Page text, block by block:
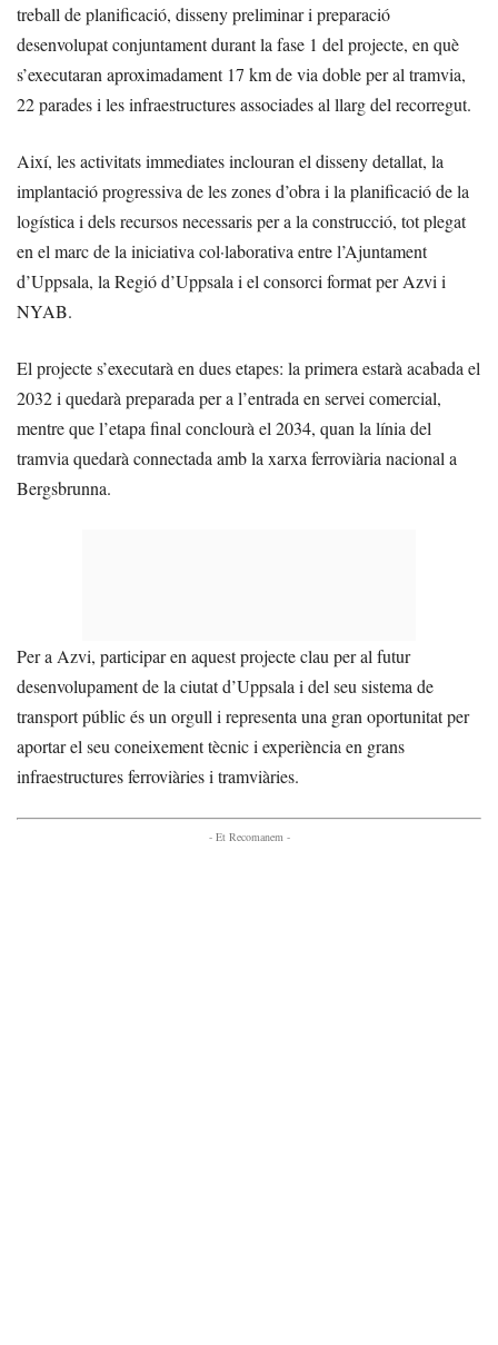
treball de planificació, disseny preliminar i preparació
desenvolupat conjuntament durant la fase 1 del projecte, en què
s’executaran aproximadament 17 km de via doble per al tramvia,
22 parades i les infraestructures associades al llarg del recorregut.
Així, les activitats immediates inclouran el disseny detallat, la
implantació progressiva de les zones d’obra i la planificació de la
logística i dels recursos necessaris per a la construcció, tot plegat
en el marc de la iniciativa col·laborativa entre l’Ajuntament
d’Uppsala, la Regió d’Uppsala i el consorci format per Azvi i
NYAB.
El projecte s’executarà en dues etapes: la primera estarà acabada el
2032 i quedarà preparada per a l’entrada en servei comercial,
mentre que l’etapa final conclourà el 2034, quan la línia del
tramvia quedarà connectada amb la xarxa ferroviària nacional a
Bergsbrunna.
Per a Azvi, participar en aquest projecte clau per al futur
desenvolupament de la ciutat d’Uppsala i del seu sistema de
transport públic és un orgull i representa una gran oportunitat per
aportar el seu coneixement tècnic i experiència en grans
infraestructures ferroviàries i tramviàries.
- Et Recomanem -